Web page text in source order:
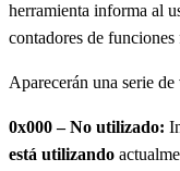
herramienta informa al
contadores de
Aparecerán una serie
0x000 – No utilizado:
está utilizando